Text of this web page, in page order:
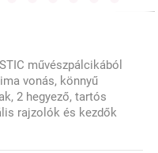
művészpálcikából
vonás, könnyű
2 hegyező, tartós
rajzolók és kezdők